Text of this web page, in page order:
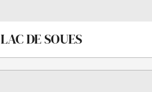
LAC DE SOUES